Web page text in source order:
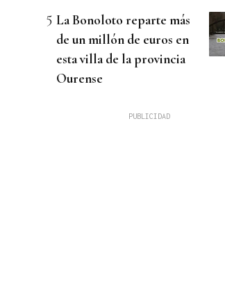
La Bonoloto reparte más
de un millón de euros en
esta villa de la provincia
Ourense